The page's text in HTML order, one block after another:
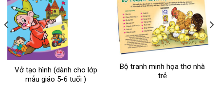
Vở tạo hình (dành cho lớp
mẫu giáo 5-6 tuổi )
Bộ tranh minh họa thơ nhà
trẻ